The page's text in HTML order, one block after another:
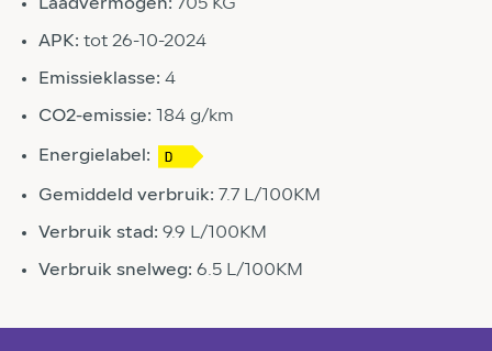
Laadvermogen: 705 KG
APK: tot 26-10-2024
Emissieklasse: 4
CO2-emissie: 184 g/km
Energielabel:
Gemiddeld verbruik: 7.7 L/100KM
Verbruik stad: 9.9 L/100KM
Verbruik snelweg: 6.5 L/100KM